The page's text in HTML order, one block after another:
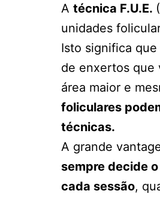
A técnica F.U.E.
unidades
Isto significa
de enxertos que
área maior e
foliculares
técnicas.
A grande
sempre decide
cada sessão,